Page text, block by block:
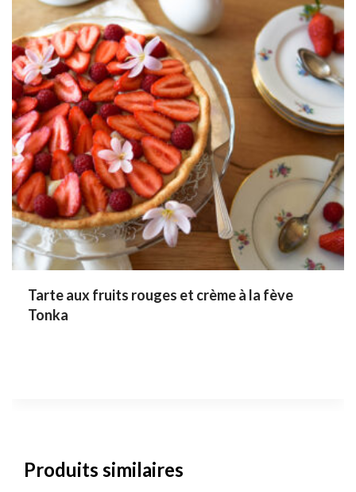
Tarte aux fruits rouges et crème à la fève
Tonka
Produits similaires